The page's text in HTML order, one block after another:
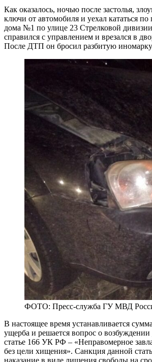
Как оказалось, ночью после застолья,
ключи от автомобиля и уехал кататься по
дома №1 по улице 23 Стрелковой
справился с управлением и врезался в
После ДТП он бросил разбитую
ФОТО: Пресс-служба ГУ МВД
В настоящее время устанавливается
ущерба и решается вопрос о возбуждении
статье 166 УК РФ – «Неправомерное
без цели хищения». Санкция данной
наказание в виде лишения свободы на